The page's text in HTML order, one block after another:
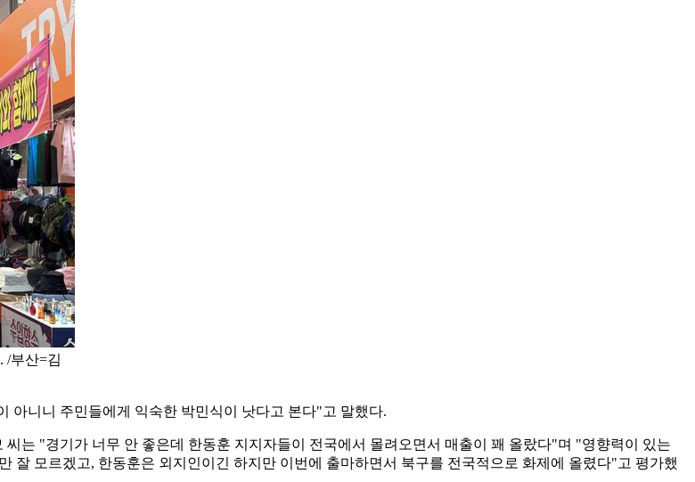
/부산=김
아니니 주민들에게 익숙한 박민식이 낫다고 본다"고 말했다.
는 "경기가 너무 안 좋은데 한동훈 지지자들이 전국에서 몰려오면서 매출이 꽤 올랐다"며 "영향력이 있는
잘 모르겠고, 한동훈은 외지인이긴 하지만 이번에 출마하면서 북구를 전국적으로 화제에 올렸다"고 평가했